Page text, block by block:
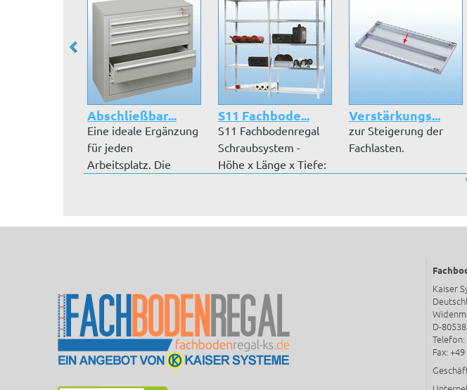
Abschließbar...
Eine ideale Ergänzung
für jeden
Arbeitsplatz. Die
S11 Fachbode...
S11 Fachbodenregal
Schraubsystem -
Höhe x Länge x Tiefe:
Verstärkungs...
zur Steigerung der
Fachlasten.
Kaiser
D-
Telefon:
Fax: